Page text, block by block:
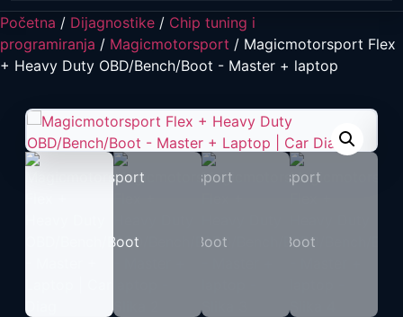
Početna / Dijagnostike / Chip tuning i
programiranja / Magicmotorsport / Magicmotorsport Flex
+ Heavy Duty OBD/Bench/Boot - Master + laptop